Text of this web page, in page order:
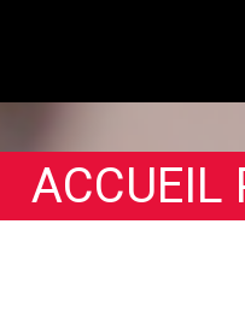
ACCUEIL